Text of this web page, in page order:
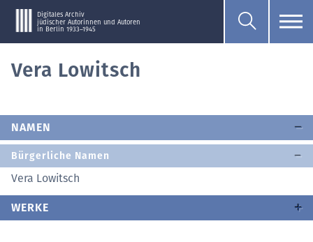
Digitales Archiv
jüdischer Autorinnen und Autoren
in Berlin 1933–1945
Vera Lowitsch
NAMEN
Bürgerliche Namen
Vera Lowitsch
WERKE